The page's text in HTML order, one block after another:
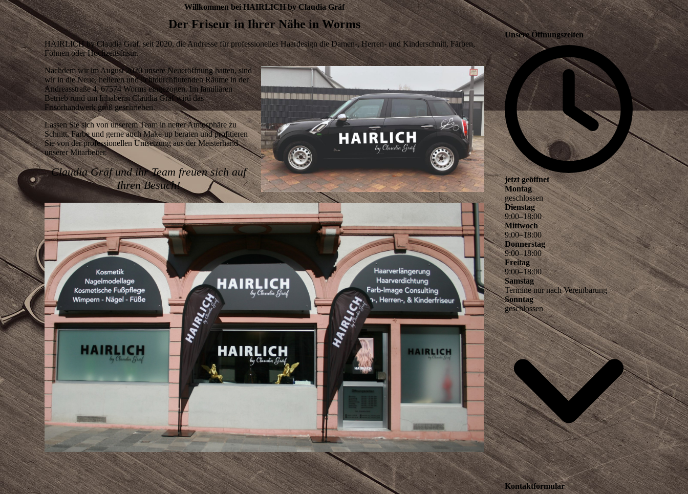
Willkommen bei HAIRLICH by Claudia Gräf
Der Friseur in Ihrer Nähe in Worms
HAIRLICH by Claudia Gräf, seit 2020, die Andresse für professionelles Haardesign die Damen-, Herren- und Kinderschnitt, Färben,
Föhnen oder Hochzeitsfrisur.
Nachdem wir im August 2020 unsere Neueröffnung hatten, sind
wir in die Neue, helleren und lichtdurchflutenden Räume in der
Andreasstraße 4, 67574 Worms eingezogen. Im familiären
Betrieb rund um Inhaberin Claudia Gräf wird das
Frisörhandwerk groß geschrieben.
Lassen Sie sich von unserem Team in netter Atmosphäre zu
Schnitt, Farbe und gerne auch Make-up beraten und profitieren
Sie von der professionellen Umsetzung aus der Meisterhand
unserer Mitarbeiter.
Claudia Gräf und ihr Team freuen sich auf
Ihren Besuch!
Unsere Öffnungszeiten
jetzt geöffnet
Montag
geschlossen
Dienstag
9:00–18:00
Mittwoch
9:00–18:00
Donnerstag
9:00–18:00
Freitag
9:00–18:00
Samstag
Termine nur nach Vereinbarung
Sonntag
geschlossen
Kontaktformular